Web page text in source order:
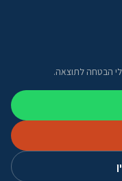
הבטחה לתוצאה.